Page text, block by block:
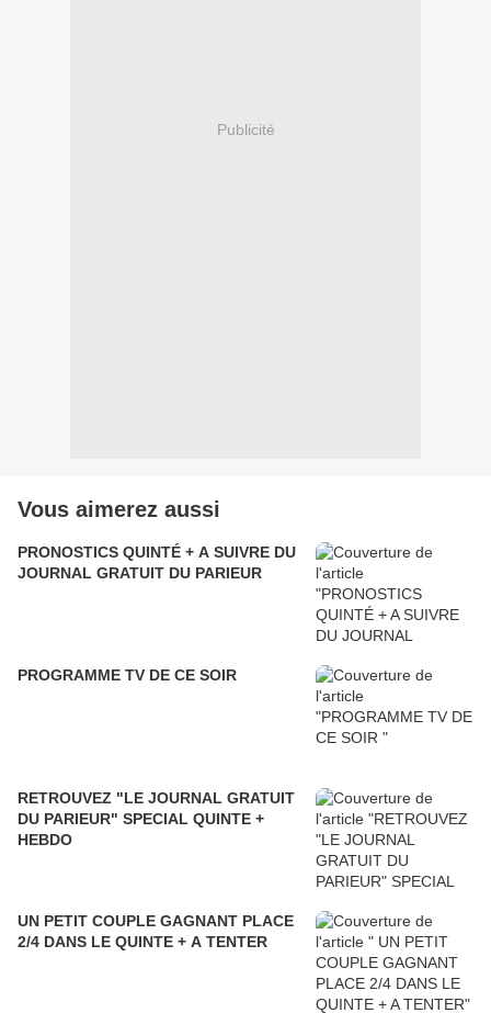
Publicité
Vous aimerez aussi
PRONOSTICS QUINTÉ + A SUIVRE DU
JOURNAL GRATUIT DU PARIEUR
PROGRAMME TV DE CE SOIR
RETROUVEZ "LE JOURNAL GRATUIT
DU PARIEUR" SPECIAL QUINTE +
HEBDO
UN PETIT COUPLE GAGNANT PLACE
2/4 DANS LE QUINTE + A TENTER